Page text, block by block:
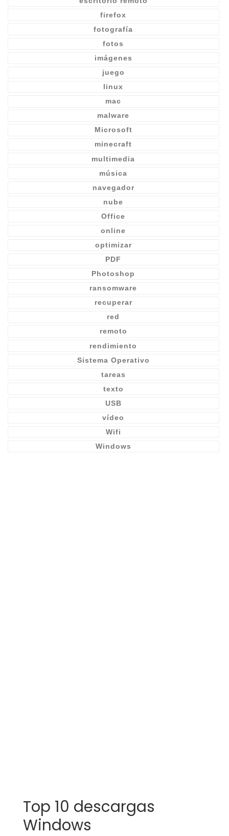
firefox
fotografía
fotos
imágenes
juego
linux
mac
malware
Microsoft
minecraft
multimedia
música
navegador
nube
Office
online
optimizar
PDF
Photoshop
ransomware
recuperar
red
remoto
rendimiento
Sistema Operativo
tareas
texto
USB
vídeo
Wifi
Windows
Top 10 descargas
Windows